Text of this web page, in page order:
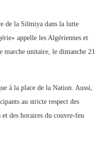
de la Silmiya dans la lutte
appelle les Algériennes et
marche unitaire, le dimanche 21
à la place de la Nation. Aussi,
au stricte respect des
des horaires du couvre-feu